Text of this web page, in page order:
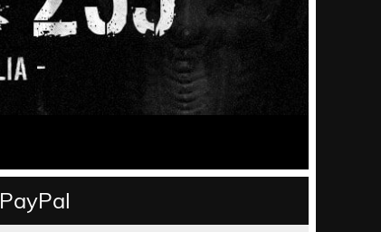
PayPal